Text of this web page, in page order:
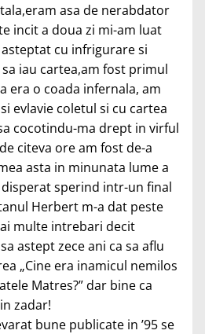
asa de nerabdator
incit a doua zi mi-am luat
cu infrigurare si
iau cartea,am fost primul
era o coada infernala, am
evlavie coletul si cu cartea
cocotindu-ma drept in virful
citeva ore am fost de-a
asta in minunata lume a
sperind intr-un final
Herbert m-a dat peste
multe intrebari decit
astept zece ani ca sa aflu
„Cine era inamicul nemilos
Matres?” dar bine ca
zadar!
bune publicate in ’95 se